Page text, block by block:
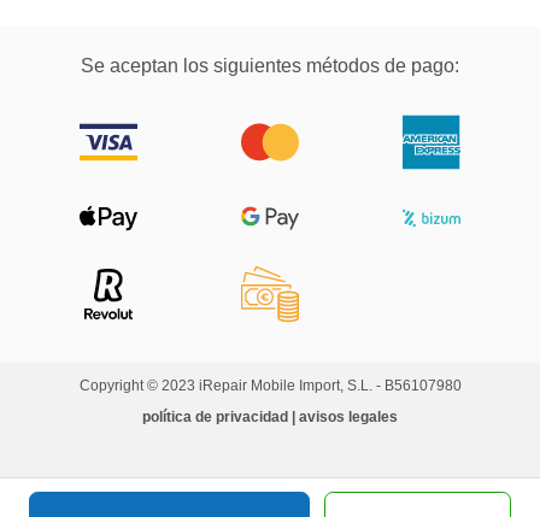
Se aceptan los siguientes métodos de pago:
Copyright © 2023 iRepair Mobile Import, S.L. - B56107980
política de privacidad | avisos legales